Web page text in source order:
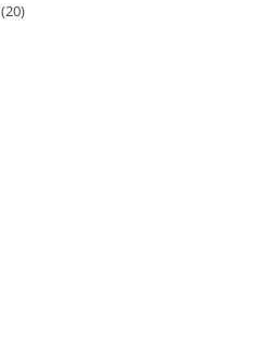
(20)